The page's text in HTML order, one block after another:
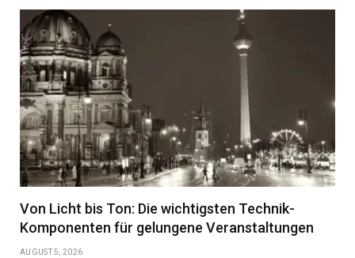
Von Licht bis Ton: Die wichtigsten Technik-
Komponenten für gelungene Veranstaltungen
AUGUST 5, 2026